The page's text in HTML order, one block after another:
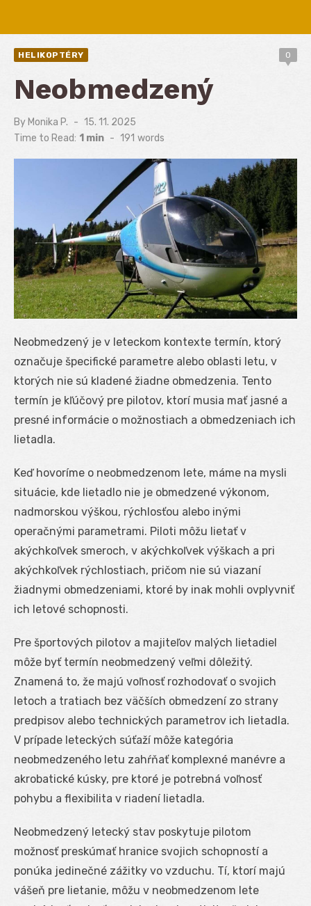
HELIKOPTÉRY 0
Neobmedzený
By Monika P.
Posted
on
15. 11. 2025
Time to Read: 1 min - 191 words
Neobmedzený je v leteckom kontexte termín, ktorý
označuje špecifické parametre alebo oblasti letu, v
ktorých nie sú kladené žiadne obmedzenia. Tento
termín je kľúčový pre pilotov, ktorí musia mať jasné a
presné informácie o možnostiach a obmedzeniach ich
lietadla.
Keď hovoríme o neobmedzenom lete, máme na mysli
situácie, kde lietadlo nie je obmedzené výkonom,
nadmorskou výškou, rýchlosťou alebo inými
operačnými parametrami. Piloti môžu lietať v
akýchkoľvek smeroch, v akýchkoľvek výškach a pri
akýchkoľvek rýchlostiach, pričom nie sú viazaní
žiadnymi obmedzeniami, ktoré by inak mohli ovplyvniť
ich letové schopnosti.
Pre športových pilotov a majiteľov malých lietadiel
môže byť termín neobmedzený veľmi dôležitý.
Znamená to, že majú voľnosť rozhodovať o svojich
letoch a tratiach bez väčších obmedzení zo strany
predpisov alebo technických parametrov ich lietadla.
V prípade leteckých súťaží môže kategória
neobmedzeného letu zahŕňať komplexné manévre a
akrobatické kúsky, pre ktoré je potrebná voľnosť
pohybu a flexibilita v riadení lietadla.
Neobmedzený letecký stav poskytuje pilotom
možnosť preskúmať hranice svojich schopností a
ponúka jedinečné zážitky vo vzduchu. Tí, ktorí majú
vášeň pre lietanie, môžu v neobmedzenom lete